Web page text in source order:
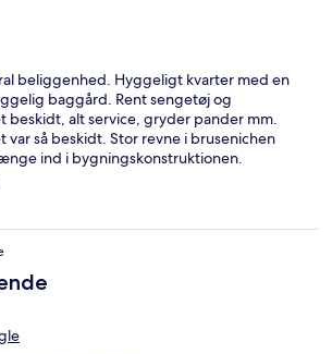
beliggenhed. Hyggeligt kvarter med en
baggård. Rent sengetøj og
alt service, gryder pander mm.
var så beskidt. Stor revne i brusenichen
ind i bygningskonstruktionen.
ingen holder.